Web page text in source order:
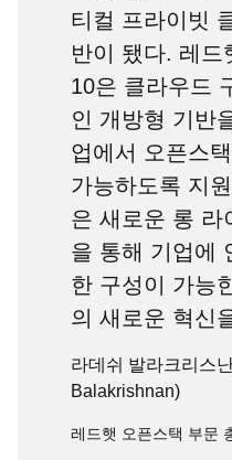
티컬 프라이빗
반이 됐다. 레드
10은 클라우드
인 개방형 기반
업에서 오픈스
가능하도록 지
은 새로운 롱 라
을 통해 기업에
한 구성이 가능
의 새로운 혁신
라데쉬 발라크리스
Balakrishnan)
레드햇 오픈스택 부문